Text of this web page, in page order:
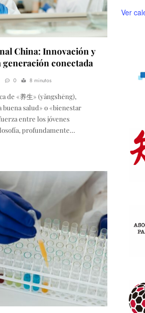
China: Innovación y
conectada
0 8 minutos
de «养生» (yǎngshēng),
salud» o «bienestar
entre los jóvenes
profundamente…
Ver